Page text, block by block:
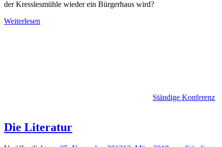
der Kresslesmühle wieder ein Bürgerhaus wird?
Weiterlesen
Ständige Konferenz
Die Literatur